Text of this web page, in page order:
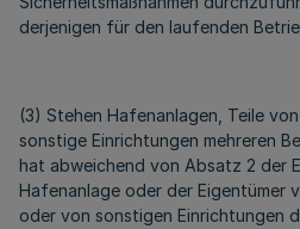
derjenigen für den laufenden
(3) Stehen Hafenanlagen, Teile
sonstige Einrichtungen mehreren
hat abweichend von Absatz 2 der
Hafenanlage oder der Eigentümer
oder von sonstigen Einrichtungen